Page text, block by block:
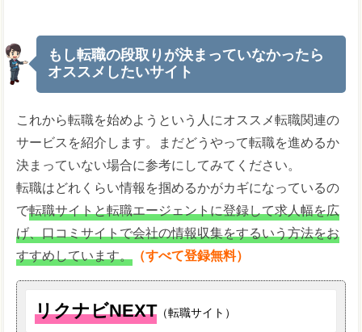
もし転職の段取りが決まっていなかったら
オススメしたいサイト
これから転職を始めようという人にオススメ転職関連の
サービスを紹介します。まだどうやって転職を進めるか
決まっていない場合に参考にしてみてください。
転職はどれくらい情報を掴めるかがカギになっているの
で転職サイトと転職エージェントに登録して求人幅を広
げ、口コミサイトで会社の情報収集をするいう方法をお
すすめしています。
（すべて登録無料）
リクナビNEXT （転職サイト）